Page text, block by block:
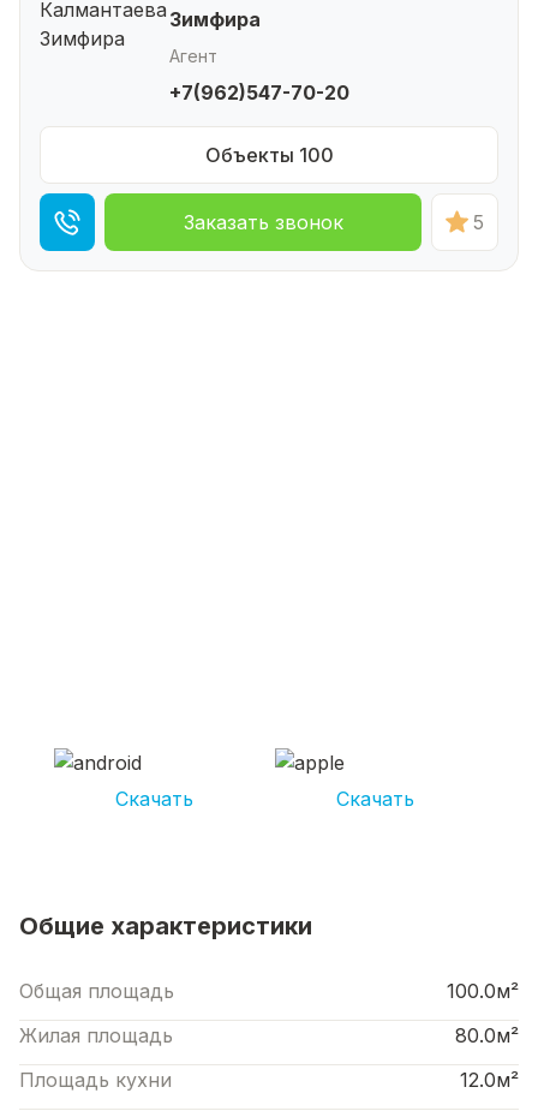
Зимфира
Агент
+7(962)547-70-20
Объекты 100
Заказать звонок 5
Скачать Скачать
Общие характеристики
Общая площадь
100.0м²
Жилая площадь
80.0м²
Площадь кухни
12.0м²